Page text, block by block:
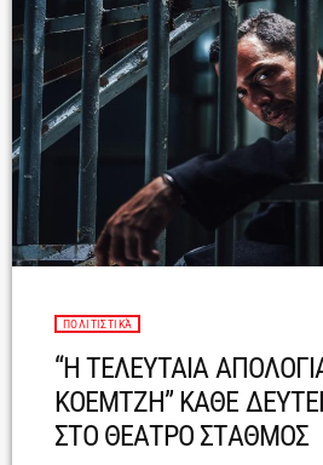
ΠΟΛΙΤΙΣΤΙΚΆ
“H ΤΕΛΕΥΤΑΙΑ
ΚΟΕΜΤΖΗ” ΚΑΘΕ
ΣΤΟ ΘΕΑΤΡΟ ΣΤΑΘΜΟΣ